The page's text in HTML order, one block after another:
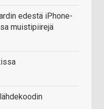
edestä iPhone-
muistipiirejä